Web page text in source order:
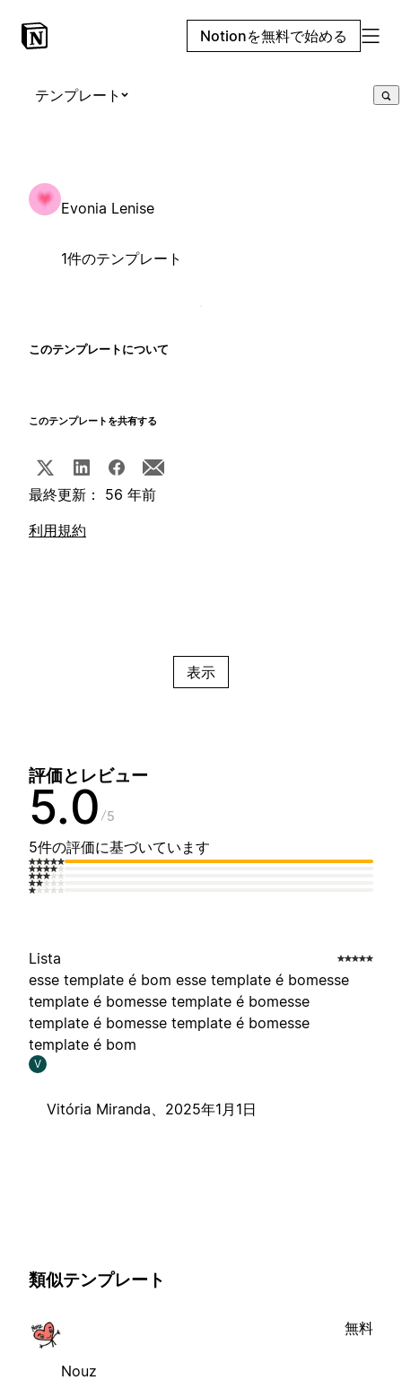
Notionを無料で始める
テンプレート
Evonia Lenise
1件のテンプレート
このテンプレートについて
このテンプレートを共有する
最終更新： 56 年前
利用規約
表示
評価とレビュー
5.0 5
5件の評価に基づいています
Lista
esse template é bom esse template é bomesse
template é bomesse template é bomesse
template é bomesse template é bomesse
template é bom
V
Vitória Miranda、 2025年1月1日
類似テンプレート
Nouz
無料